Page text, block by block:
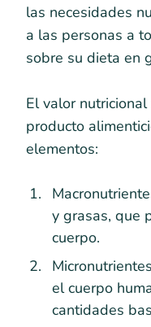
las necesidades
a las personas a
sobre su dieta en
El valor
producto
elementos:
y grasas, que
cuerpo.
el cuerpo
cantidades